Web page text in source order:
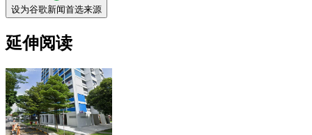
设为谷歌新闻首选来源
延伸阅读